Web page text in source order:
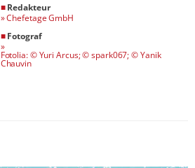
■Redakteur
»Chefetage GmbH
■Fotograf
»
Fotolia: © Yuri Arcus; © spark067; © Yanik
Chauvin